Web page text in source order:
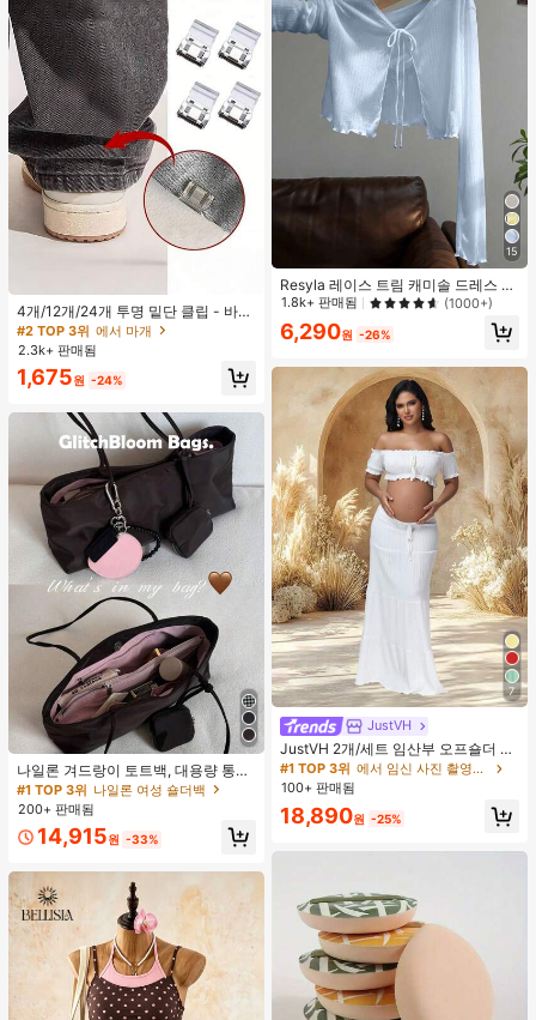
4개/12개/24개 투명 밑단 클립 - 바지
밑단 끌림 방지를 위한 심리스 무봉제
조절기, 의류 수선 및 깔끔한 바지 길
이 맞춤을 위한 숨겨진 밑단 조절 클립
(랜덤 색상)
#2 TOP 3위 에서 마개
2.3k+ 판매됨
1,675원 -24%
나일론 겨드랑이 토트백, 대용량 통근
숄더백, 작은 메이크업 백 포함, 펜던
트 미포함, 가벼운 일상 핸드백 (펜던
트 미포함)
#1 TOP 3위 나일론 여성 숄더백
200+ 판매됨
14,915원 -33%
15
Resyla 레이스 트림 캐미솔 드레스 커
버업, 긴팔 니트 숄 경량 여름 자외선
1.8k+ 판매됨 (1000+)
6,290원 -26%
7
JustVH
JustVH 2개/세트 임산부 오프숄더 러
플 헴 크롭 탑과 플로잉 맥시 스커트
세트, 사진 촬영과 비치웨어에 적합한
봄 화이트 가을
#1 TOP 3위
에서 임신 사진 촬영용 의상
100+ 판매됨
18,890원 -25%